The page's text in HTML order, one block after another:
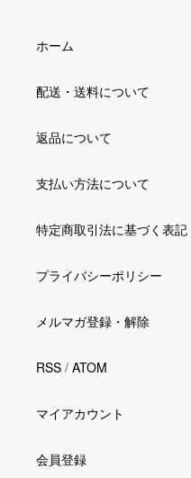
ホーム
配送・送料について
返品について
支払い方法について
特定商取引法に基づく表記
プライバシーポリシー
メルマガ登録・解除
RSS / ATOM
マイアカウント
会員登録